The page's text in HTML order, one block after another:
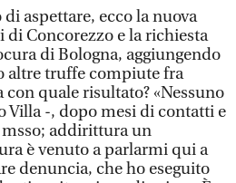
aspettare, ecco la nuova
Concorezzo e la richiesta
di Bologna, aggiungendo
altre truffe compiute fra
quale risultato? «Nessuno
Villa -, dopo mesi di contatti e
addirittura un
è venuto a parlarmi qui a
denuncia, che ho eseguito